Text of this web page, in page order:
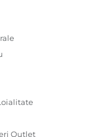
Outlet